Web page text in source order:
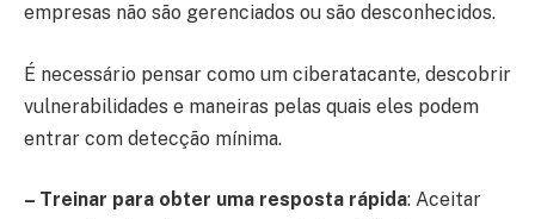
empresas não são gerenciados ou são desconhecidos.
É necessário pensar como um ciberatacante, descobrir
vulnerabilidades e maneiras pelas quais eles podem
entrar com detecção mínima.
– Treinar para obter uma resposta rápida: Aceitar